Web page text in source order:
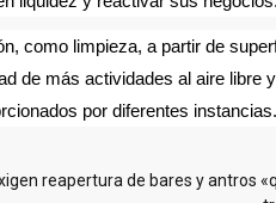
como limpieza, a partir de
de más actividades al aire libre
por diferentes instancias.
reapertura de bares y antros